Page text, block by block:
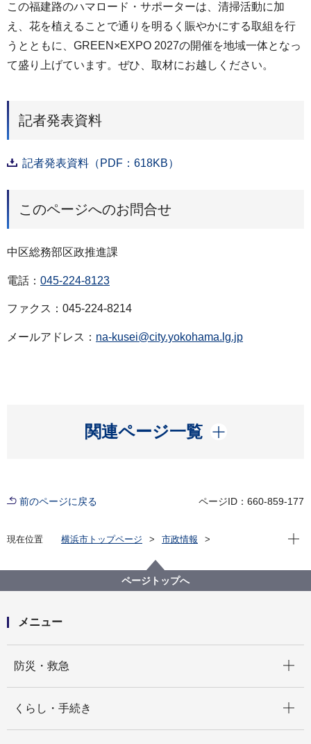
この福建路のハマロード・サポーターは、清掃活動に加
え、花を植えることで通りを明るく賑やかにする取組を行
うとともに、GREEN×EXPO 2027の開催を地域一体となっ
て盛り上げています。ぜひ、取材にお越しください。
記者発表資料
記者発表資料（PDF：618KB）
このページへのお問合せ
中区総務部区政推進課
電話： 045-224-8123
ファクス：045-224-8214
メールアドレス： na-kusei@city.yokohama.lg.jp
関連ページ一覧
開く
前のページに戻る ページID：660-859-177
現在位置 横浜市トップページ
市政情報
横浜市中華街福建路ハマロード・サポーターと連携し
た花植えイベントを実施します！～中区と地域が連携
現在
ページトップへ
メニュー
防災・救急
くらし・手続き